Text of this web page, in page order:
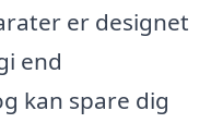
er designet
end
kan spare dig